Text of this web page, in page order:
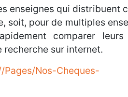
enseignes qui distribuent
soit, pour de multiples
comparer leurs
sur internet.
Nos-Cheques-